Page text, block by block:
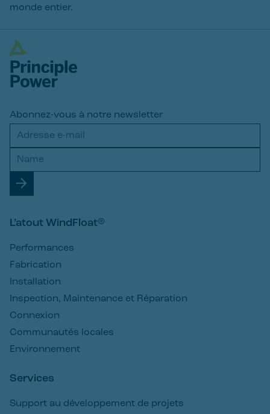
monde entier.
Abonnez-vous à notre newsletter
L’atout WindFloat®
Performances
Fabrication
Installation
Inspection, Maintenance et Réparation
Connexion
Communautés locales
Environnement
Services
Support au développement de projets